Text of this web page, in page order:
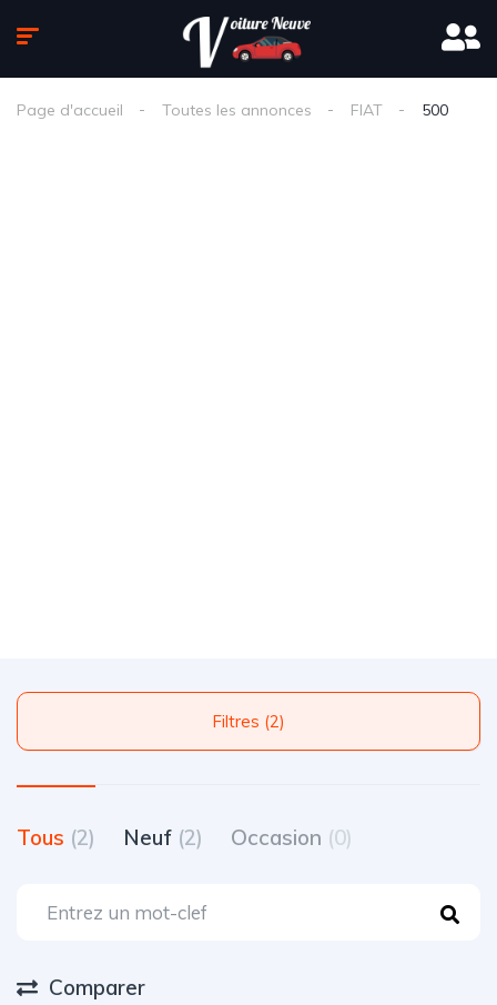
Page d'accueil Toutes les annonces FIAT 500
Filtres (2)
Tous (2) Neuf (2) Occasion (0)
Comparer